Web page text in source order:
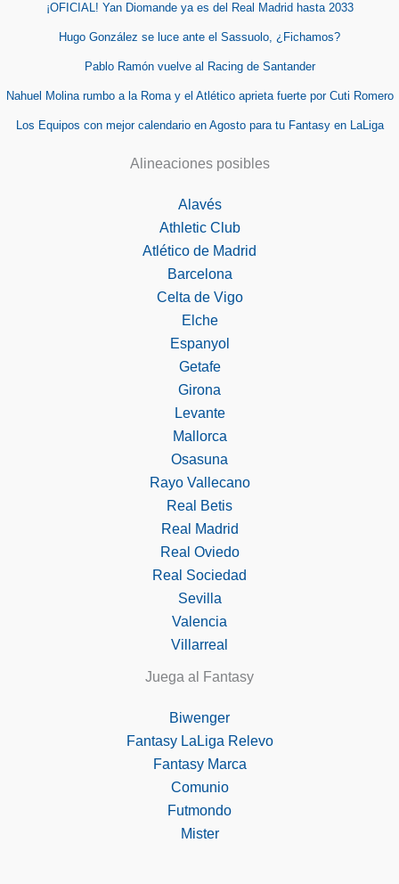
¡OFICIAL! Yan Diomande ya es del Real Madrid hasta 2033
Hugo González se luce ante el Sassuolo, ¿Fichamos?
Pablo Ramón vuelve al Racing de Santander
Nahuel Molina rumbo a la Roma y el Atlético aprieta fuerte por Cuti Romero
Los Equipos con mejor calendario en Agosto para tu Fantasy en LaLiga
Alineaciones posibles
Alavés
Athletic Club
Atlético de Madrid
Barcelona
Celta de Vigo
Elche
Espanyol
Getafe
Girona
Levante
Mallorca
Osasuna
Rayo Vallecano
Real Betis
Real Madrid
Real Oviedo
Real Sociedad
Sevilla
Valencia
Villarreal
Juega al Fantasy
Biwenger
Fantasy LaLiga Relevo
Fantasy Marca
Comunio
Futmondo
Mister